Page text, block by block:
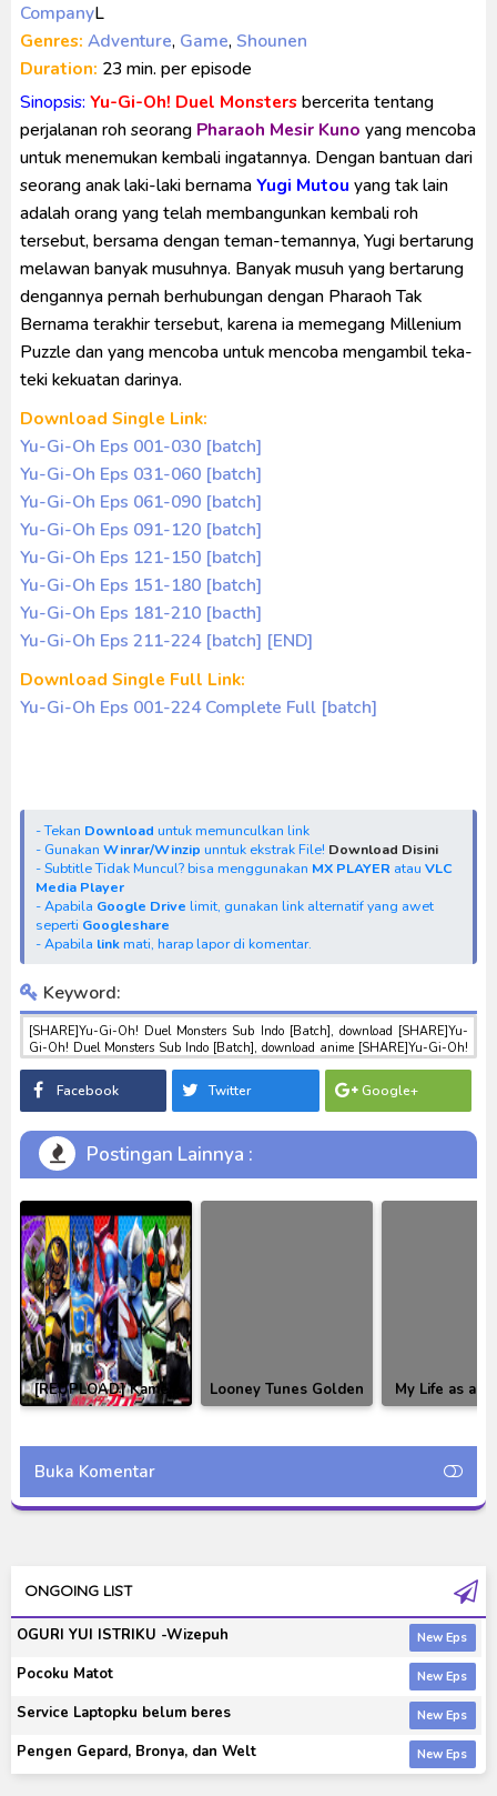
CompanyL
Genres: Adventure, Game,Shounen
Duration: 23 min. per episode
Sinopsis: Yu-Gi-Oh! Duel Monstersbercerita tentang
perjalanan roh seorang Pharaoh Mesir Kuno yang mencoba
untuk menemukan kembali ingatannya. Dengan bantuan dari
seorang anak laki-laki bernamaYugi Mutou yang tak lain
adalah orang yang telah membangunkan kembali roh
tersebut, bersama dengan teman-temannya, Yugi bertarung
melawan banyak musuhnya. Banyak musuh yang bertarung
dengannya pernah berhubungan dengan Pharaoh Tak
Bernama terakhir tersebut, karena ia memegang Millenium
Puzzle dan yang mencoba untuk mencoba mengambil teka-
teki kekuatan darinya.
Download Single Link:
Yu-Gi-Oh Eps 001-030 [batch]
Yu-Gi-Oh Eps 031-060 [batch]
Yu-Gi-Oh Eps 061-090 [batch]
Yu-Gi-Oh Eps 091-120 [batch]
Yu-Gi-Oh Eps 121-150 [batch]
Yu-Gi-Oh Eps 151-180 [batch]
Yu-Gi-Oh Eps 181-210 [bacth]
Yu-Gi-Oh Eps 211-224 [batch] [END]
Download Single Full Link:
Yu-Gi-Oh Eps 001-224 Complete Full [batch]
- Tekan Download untuk memunculkan link
- Gunakan Winrar/Winzip unntuk ekstrak File! Download Disini
- Subtitle Tidak Muncul? bisa menggunakan MX PLAYER atau VLC
Media Player
- Apabila Google Drive limit, gunakan link alternatif yang awet
seperti Googleshare
- Apabila linkmati, harap lapor di komentar.
Keyword:
[SHARE]Yu-Gi-Oh! Duel Monsters Sub Indo [Batch], download [SHARE]Yu-
Gi-Oh! Duel Monsters Sub Indo [Batch], download anime [SHARE]Yu-Gi-Oh!
Indo [Batch], download toku batch mp4 , mkv , 3gp sub indo , download
tokusatsu sub indo , download marvel sub indo [SHARE]Yu-Gi-Oh! Duel
Monsters Sub Indo [Batch]
Facebook Twitter Google+
Postingan Lainnya :
[REUPLOAD] Kamen
Rider Kabuto Episode
Indonesia
Looney Tunes Golden
Collection [RAW]
My Life as a
Robot
Buka Komentar
ONGOING LIST
OGURI YUI ISTRIKU -Wizepuh
Pocoku Matot
Service Laptopku belum beres
Pengen Gepard, Bronya, dan Welt